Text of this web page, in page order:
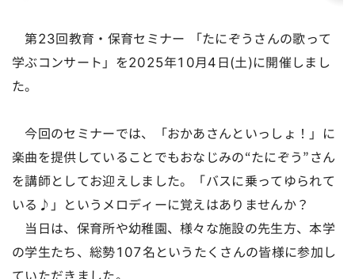
第23回教育・保育セミナー 「たにぞうさんの歌って
学ぶコンサート」を2025年10月4日(土)に開催しまし
た。
今回のセミナーでは、「おかあさんといっしょ！」に
楽曲を提供していることでもおなじみの“たにぞう”さん
を講師としてお迎えしました。「バスに乗ってゆられて
いる♪」というメロディーに覚えはありませんか？
当日は、保育所や幼稚園、様々な施設の先生方、本学
の学生たち、総勢107名というたくさんの皆様に参加し
ていただきました。